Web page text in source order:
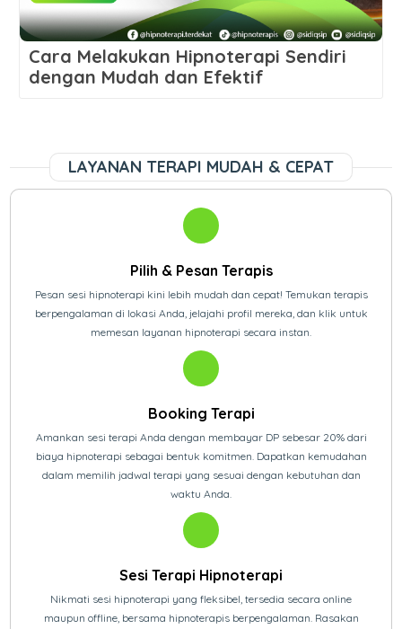
Cara Melakukan Hipnoterapi Sendiri
dengan Mudah dan Efektif
LAYANAN TERAPI MUDAH & CEPAT
Pilih & Pesan Terapis
Pesan sesi hipnoterapi kini lebih mudah dan cepat! Temukan terapis
berpengalaman di lokasi Anda, jelajahi profil mereka, dan klik untuk
memesan layanan hipnoterapi secara instan.
Booking Terapi
Amankan sesi terapi Anda dengan membayar DP sebesar 20% dari
biaya hipnoterapi sebagai bentuk komitmen. Dapatkan kemudahan
dalam memilih jadwal terapi yang sesuai dengan kebutuhan dan
waktu Anda.
Sesi Terapi Hipnoterapi
Nikmati sesi hipnoterapi yang fleksibel, tersedia secara online
maupun offline, bersama hipnoterapis berpengalaman. Rasakan